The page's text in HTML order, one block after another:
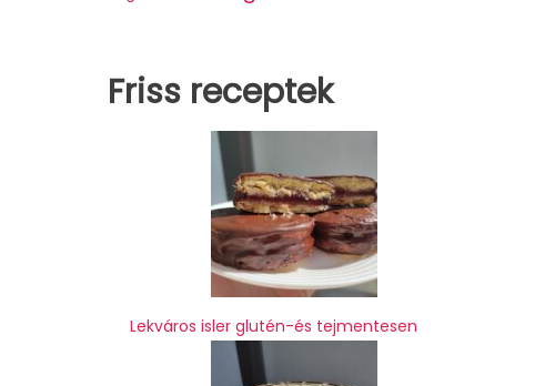
Friss receptek
Lekváros isler glutén-és tejmentesen